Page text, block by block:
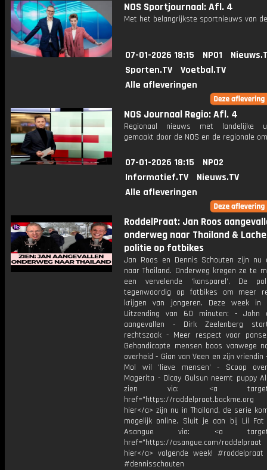
NOS Sportjournaal: Afl. 4
Met het belangrijkste sportnieuws van
07-01-2026 18:15 NPO1
Sporten.TV
Voetbal.TV
Alle afleveringen
NOS Journaal Regio: Afl. 4
Regionaal nieuws met landelijke
gemaakt door de NOS en de regionale
07-01-2026 18:15
NPO2
Informatief.TV
Nieuws.TV
Alle afleveringen
RoddelPraat: Jan Roos
onderweg naar Thailand &
politie op fatbikes
Jan Roos en Dennis Schouten zijn nu
naar Thailand. Onderweg kregen ze te
een vervelende ‘kansparel’. De
tegenwoordig op fatbikes om meer
krijgen van jongeren. Deze week in
Uitzending van 60 minuten: - John
aangevallen - Dirk Zeelenberg
rechtszaak - Meer respect voor
Gehandicapte mensen boos vanwege
overheid - Gian van Veen en zijn vriendin
Mol wil ‘lieve mensen’ - Scoop
Magerita - Olcay Gulsun neemt puppy
zien via: <a
href="https://roddelpraat.backme.org
hier</a> zijn nu in Thailand, de serie
mogelijk online. Sluit je aan bij Lil
Asangue via: <a
href="https://asangue.com/
hier</a> volgende week!
#dennisschouten